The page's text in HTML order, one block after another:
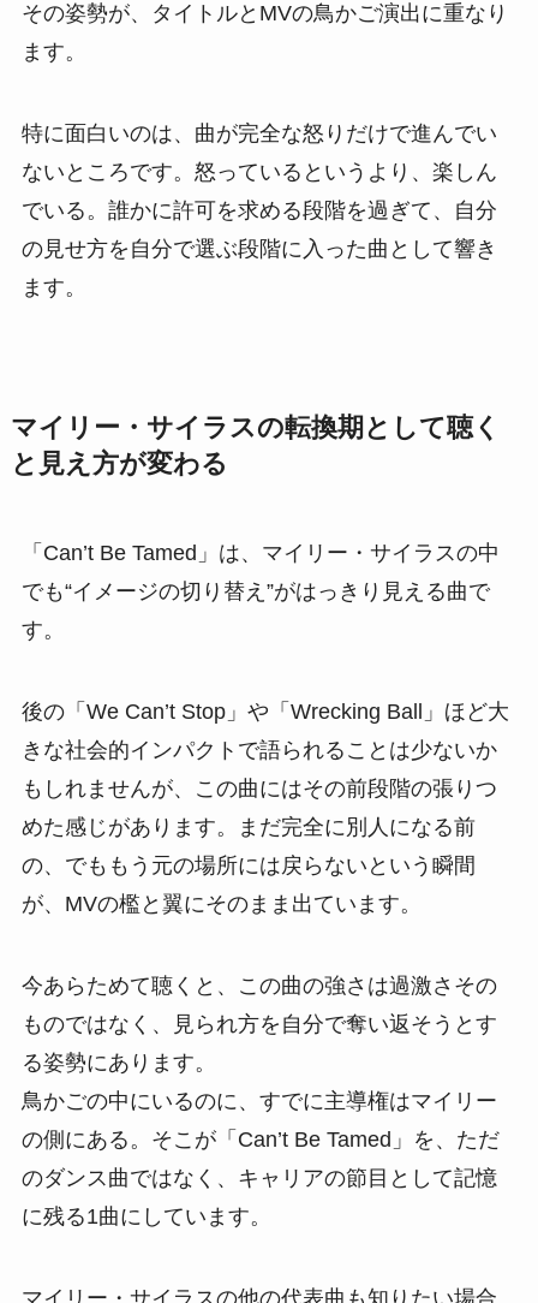
その姿勢が、タイトルとMVの鳥かご演出に重なり
ます。
特に面白いのは、曲が完全な怒りだけで進んでい
ないところです。怒っているというより、楽しん
でいる。誰かに許可を求める段階を過ぎて、自分
の見せ方を自分で選ぶ段階に入った曲として響き
ます。
マイリー・サイラスの転換期として聴く
と見え方が変わる
「Can’t Be Tamed」は、マイリー・サイラスの中
でも“イメージの切り替え”がはっきり見える曲で
す。
後の「We Can’t Stop」や「Wrecking Ball」ほど大
きな社会的インパクトで語られることは少ないか
もしれませんが、この曲にはその前段階の張りつ
めた感じがあります。まだ完全に別人になる前
の、でももう元の場所には戻らないという瞬間
が、MVの檻と翼にそのまま出ています。
今あらためて聴くと、この曲の強さは過激さその
ものではなく、見られ方を自分で奪い返そうとす
る姿勢にあります。
鳥かごの中にいるのに、すでに主導権はマイリー
の側にある。そこが「Can’t Be Tamed」を、ただ
のダンス曲ではなく、キャリアの節目として記憶
に残る1曲にしています。
マイリー・サイラスの他の代表曲も知りたい場合